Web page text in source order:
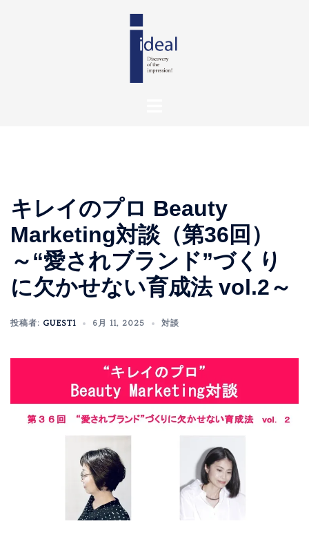
キレイのプロ Beauty
Marketing対談（第36回）
～“愛されブランド”づくり
に欠かせない育成法 vol.2～
投稿者: GUEST1 6月 11, 2025 対談